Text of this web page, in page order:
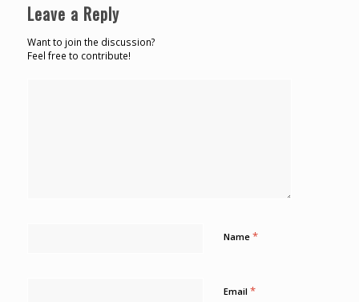
Leave a Reply
Want to join the discussion?
Feel free to contribute!
Name *
Email *